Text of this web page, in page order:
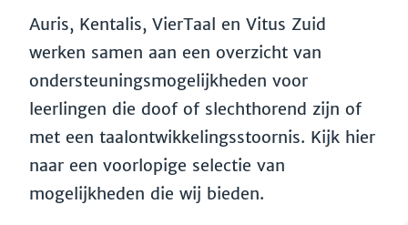
Auris, Kentalis, VierTaal en Vitus Zuid
werken samen aan een overzicht van
ondersteuningsmogelijkheden voor
leerlingen die doof of slechthorend zijn of
met een taalontwikkelingsstoornis. Kijk hier
naar een voorlopige selectie van
mogelijkheden die wij bieden.